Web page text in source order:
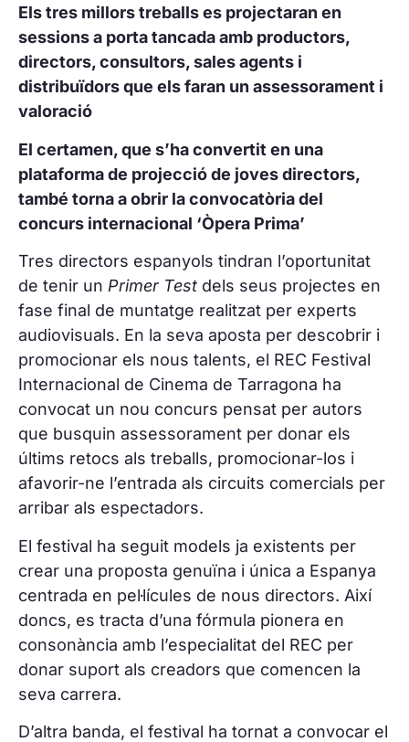
Els tres millors treballs es projectaran en
sessions a porta tancada amb productors,
directors, consultors, sales agents i
distribuïdors que els faran un assessorament i
valoració
El certamen, que s’ha convertit en una
plataforma de projecció de joves directors,
també torna a obrir la convocatòria del
concurs internacional ‘Òpera Prima’
Tres directors espanyols tindran l’oportunitat
de tenir un Primer Test dels seus projectes en
fase final de muntatge realitzat per experts
audiovisuals. En la seva aposta per descobrir i
promocionar els nous talents, el REC Festival
Internacional de Cinema de Tarragona ha
convocat un nou concurs pensat per autors
que busquin assessorament per donar els
últims retocs als treballs, promocionar-los i
afavorir-ne l’entrada als circuits comercials per
arribar als espectadors.
El festival ha seguit models ja existents per
crear una proposta genuïna i única a Espanya
centrada en pel·lícules de nous directors. Així
doncs, es tracta d’una fórmula pionera en
consonància amb l’especialitat del REC per
donar suport als creadors que comencen la
seva carrera.
D’altra banda, el festival ha tornat a convocar el